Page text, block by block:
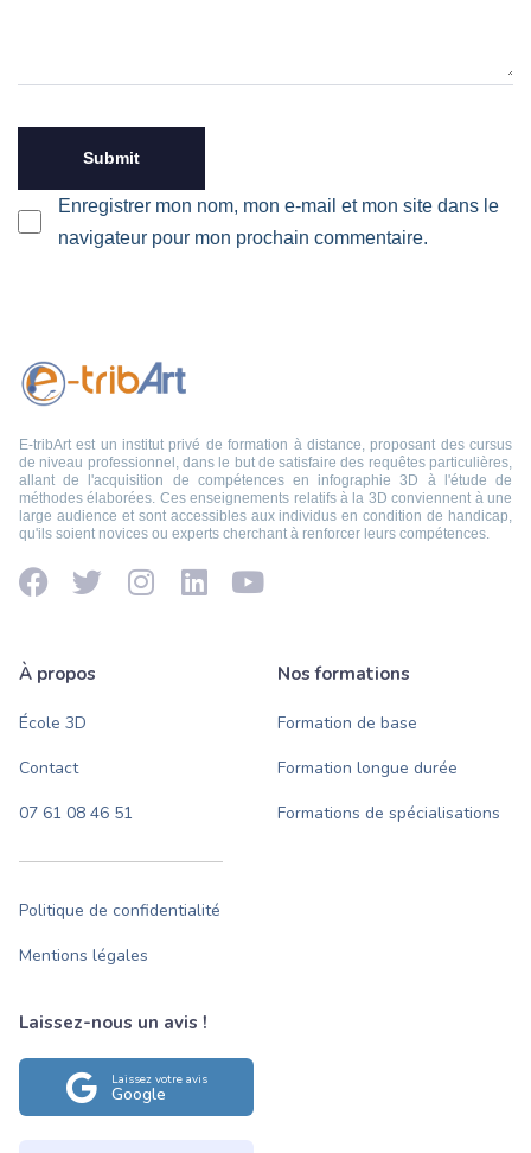
Enregistrer mon nom, mon e-mail et mon site dans le
navigateur pour mon prochain commentaire.
E-tribArt est un institut privé de formation à distance, proposant des cursus
de niveau professionnel, dans le but de satisfaire des requêtes particulières,
allant de l'acquisition de compétences en infographie 3D à l'étude de
méthodes élaborées. Ces enseignements relatifs à la 3D conviennent à une
large audience et sont accessibles aux individus en condition de handicap,
qu'ils soient novices ou experts cherchant à renforcer leurs compétences.
À propos
École 3D
Contact
07 61 08 46 51
Politique de confidentialité
Mentions légales
Nos formations
Formation de base
Formation longue durée
Formations de spécialisations
Laissez-nous un avis !
Laissez votre avis
Google